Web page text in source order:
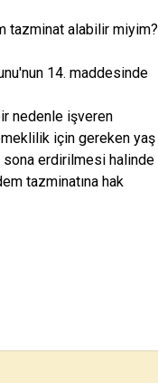
tazminat alabilir miyim?
14. maddesinde
nedenle işveren
için gereken yaş
sona erdirilmesi halinde
tazminatına hak